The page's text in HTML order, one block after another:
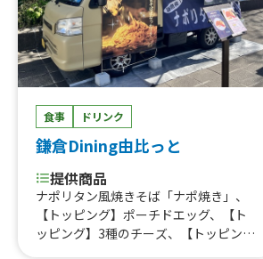
食事 ドリンク
鎌倉Dining由比っと
提供商品
ナポリタン風焼きそば「ナポ焼き」、
【トッピング】ポーチドエッグ、【ト
ッピング】3種のチーズ、【トッピン